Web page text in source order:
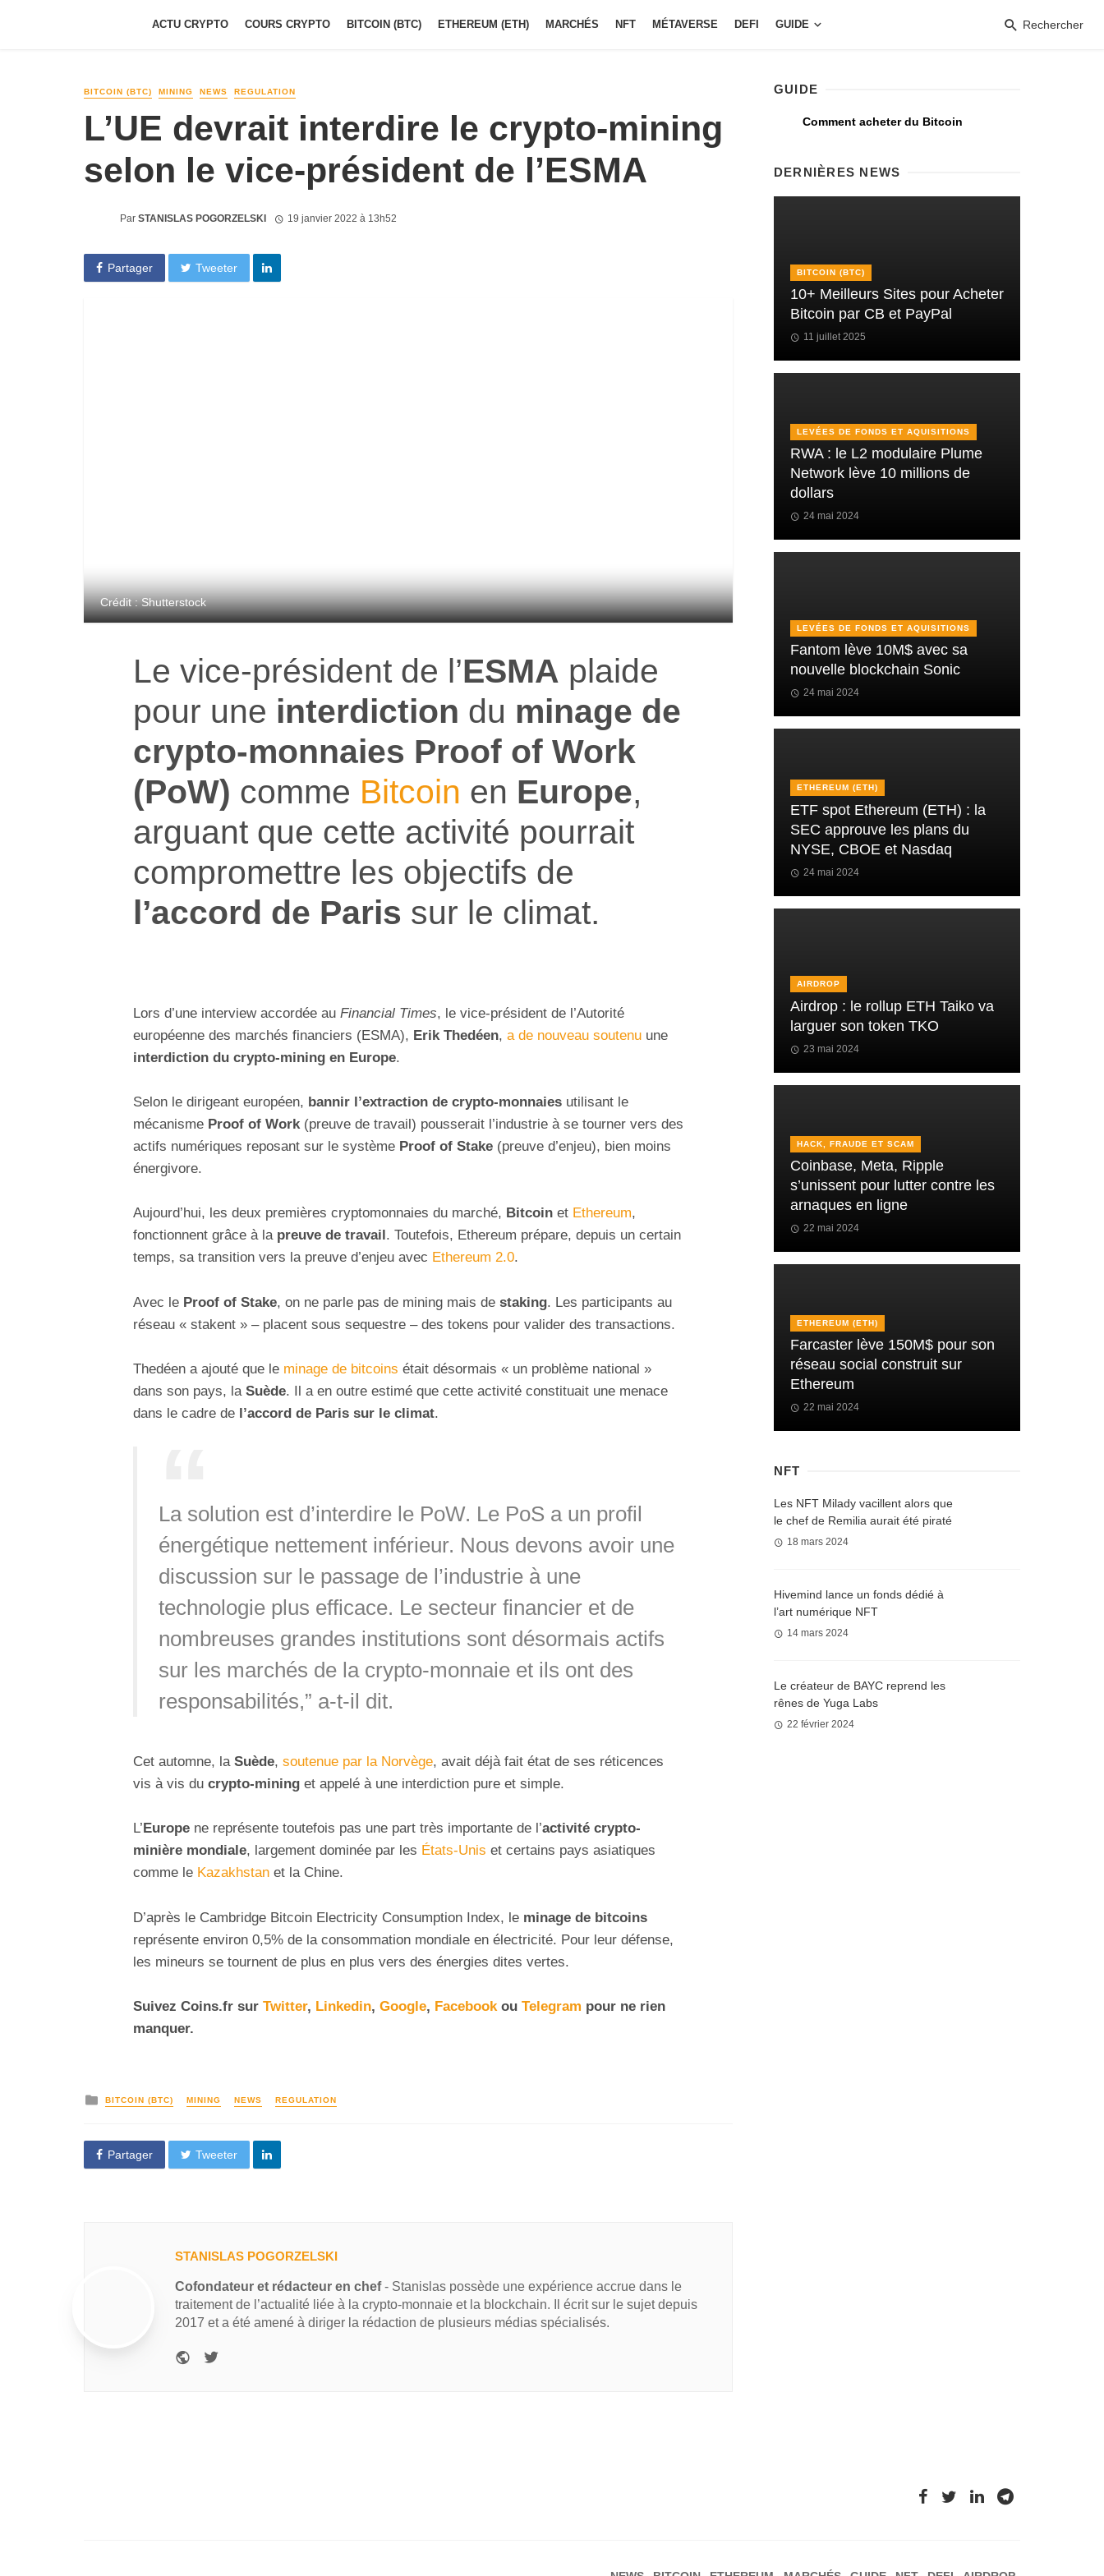
ACTU CRYPTO COURS CRYPTO BITCOIN (BTC) ETHEREUM (ETH) MARCHÉS NFT MÉTAVERSE DEFI GUIDE Rechercher
BITCOIN (BTC) MINING NEWS REGULATION
L’UE devrait interdire le crypto-mining
selon le vice-président de l’ESMA
Par STANISLAS POGORZELSKI 19 janvier 2022 à 13h52
Partager Tweeter
Crédit : Shutterstock
Le vice-président de l’ESMA plaide
pour une interdiction du minage de
crypto-monnaies Proof of Work
(PoW) comme Bitcoin en Europe,
arguant que cette activité pourrait
compromettre les objectifs de
l’accord de Paris sur le climat.
Lors d’une interview accordée au Financial Times, le vice-président de l’Autorité
européenne des marchés financiers (ESMA), Erik Thedéen, a de nouveau soutenu une
interdiction du crypto-mining en Europe.
Selon le dirigeant européen, bannir l’extraction de crypto-monnaies utilisant le
mécanisme Proof of Work(preuve de travail) pousserait l’industrie à se tourner vers des
actifs numériques reposant sur le système Proof of Stake (preuve d’enjeu), bien moins
énergivore.
Aujourd’hui, les deux premières cryptomonnaies du marché, Bitcoin et Ethereum,
fonctionnent grâce à la preuve de travail . Toutefois, Ethereum prépare, depuis un certain
temps, sa transition vers la preuve d’enjeu avec Ethereum 2.0.
Avec le Proof of Stake, on ne parle pas de mining mais de staking. Les participants au
réseau « stakent » – placent sous sequestre – des tokens pour valider des transactions.
Thedéen a ajouté que le minage de bitcoins était désormais « un problème national »
dans son pays, la Suède. Il a en outre estimé que cette activité constituait une menace
dans le cadre de l’accord de Paris sur le climat.
La solution est d’interdire le PoW. Le PoS a un profil
énergétique nettement inférieur. Nous devons avoir une
discussion sur le passage de l’industrie à une
technologie plus efficace. Le secteur financier et de
nombreuses grandes institutions sont désormais actifs
sur les marchés de la crypto-monnaie et ils ont des
responsabilités,” a-t-il dit.
Cet automne, la Suède, soutenue par la Norvège, avait déjà fait état de ses réticences
vis à vis du crypto-mining et appelé à une interdiction pure et simple.
L’ Europe ne représente toutefois pas une part très importante de l’activité crypto-
minière mondiale, largement dominée par les États-Unis et certains pays asiatiques
comme le Kazakhstan et la Chine.
D’après le Cambridge Bitcoin Electricity Consumption Index, le minage de bitcoins
représente environ 0,5% de la consommation mondiale en électricité. Pour leur défense,
les mineurs se tournent de plus en plus vers des énergies dites vertes.
Suivez Coins.fr sur Twitter, Linkedin, Google, Facebookou Telegram pour ne rien
manquer.
BITCOIN (BTC) MINING NEWS REGULATION
Partager Tweeter
STANISLAS POGORZELSKI
Cofondateur et rédacteur en chef- Stanislas possède une expérience accrue dans le
traitement de l’actualité liée à la crypto-monnaie et la blockchain. Il écrit sur le sujet depuis
2017 et a été amené à diriger la rédaction de plusieurs médias spécialisés.
GUIDE
Comment acheter du Bitcoin
DERNIÈRES NEWS
BITCOIN (BTC)
10+ Meilleurs Sites pour Acheter
Bitcoin par CB et PayPal
11 juillet 2025
LEVÉES DE FONDS ET AQUISITIONS
RWA : le L2 modulaire Plume
Network lève 10 millions de
dollars
24 mai 2024
LEVÉES DE FONDS ET AQUISITIONS
Fantom lève 10M$ avec sa
nouvelle blockchain Sonic
24 mai 2024
ETHEREUM (ETH)
ETF spot Ethereum (ETH) : la
SEC approuve les plans du
NYSE, CBOE et Nasdaq
24 mai 2024
AIRDROP
Airdrop : le rollup ETH Taiko va
larguer son token TKO
23 mai 2024
HACK, FRAUDE ET SCAM
Coinbase, Meta, Ripple
s’unissent pour lutter contre les
arnaques en ligne
22 mai 2024
ETHEREUM (ETH)
Farcaster lève 150M$ pour son
réseau social construit sur
Ethereum
22 mai 2024
NFT
Les NFT Milady vacillent alors que
le chef de Remilia aurait été piraté
18 mars 2024
Hivemind lance un fonds dédié à
l’art numérique NFT
14 mars 2024
Le créateur de BAYC reprend les
rênes de Yuga Labs
22 février 2024